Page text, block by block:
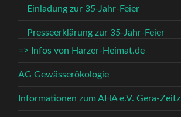
Einladung zur 35-Jahr-Feier
Presseerklärung zur 35-Jahr-Feier
=> Infos von Harzer-Heimat.de
AG Gewässerökologie
Informationen zum AHA e.V. Gera-Zeitz